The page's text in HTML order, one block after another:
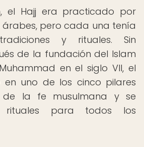
el Hajj era practicado por
árabes, pero cada una tenía
y rituales. Sin
de la fundación del Islam
en el siglo VII, el
en uno de los cinco pilares
de la fe musulmana y se
rituales para todos los